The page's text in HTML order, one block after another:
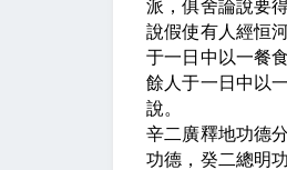
派，俱舍論說要
說假使有人經恒
于一日中以一餐
餘人于一日中以
說。
辛二廣釋地功德
功德，癸二總明